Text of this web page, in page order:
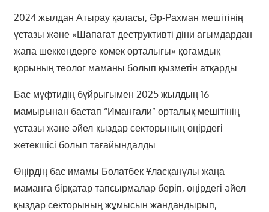
2024 жылдан Атырау қаласы, Әр-Рахман мешітінің
ұстазы және «Шапағат деструктивті діни ағымдардан
жапа шеккендерге көмек орталығы» қоғамдық
қорының теолог маманы болып қызметін атқарды.
Бас мүфтидің бұйрығымен 2025 жылдың 16
мамырынан бастап “Иманғали” орталық мешітінің
ұстазы және әйел-қыздар секторының өңірдегі
жетекшісі болып тағайындалды.
Өңірдің бас имамы Болатбек Ұласқанұлы жаңа
маманға бірқатар тапсырмалар беріп, өңірдегі әйел-
қыздар секторының жұмысын жандандырып,